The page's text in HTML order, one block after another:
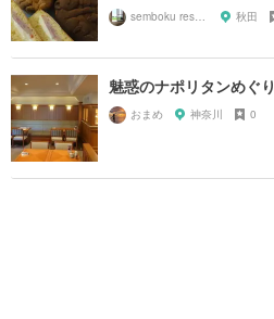
秋田
魅惑のナポリタンめぐり
おまめ 神奈川 0